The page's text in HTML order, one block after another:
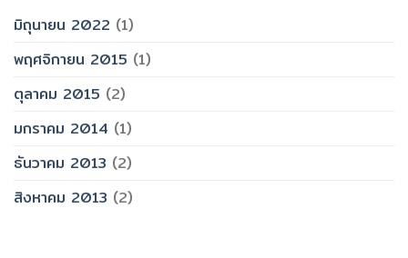
มิถุนายน 2022 (1)
พฤศจิกายน 2015 (1)
ตุลาคม 2015 (2)
มกราคม 2014 (1)
ธันวาคม 2013 (2)
สิงหาคม 2013 (2)